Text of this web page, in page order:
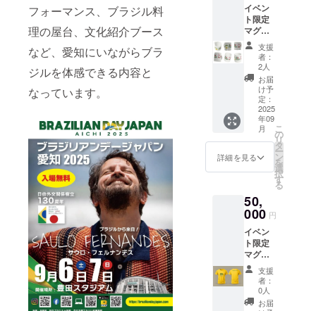
フォーマンス、ブラジル料
理の屋台、文化紹介ブース
など、愛知にいながらブラ
ジルを体感できる内容と
なっています。
い。 商
品サイ
ズ：
10cm×
8cm 画
像はイ
メージ
です。
実際の
商品と
は異な
る場合
があり
ます。
イベン
ト限定
マグ
カップ2
個＋オ
リジナ
ルTシャ
ツセッ
ベント
限定デ
ザイン
のマグ
カップ2
個と、
オリジ
シャツ1
枚を
セット
でお届
けしま
す。 T
シャツ
のサイ
ズ：M
／L／LL
支援
者：
2人
お届
け予
定：
2025
年09
月
詳細を見る
こ
の
リ
タ
ー
ン
を
選
択
す
る
50,
000 円
イベン
ト限定
マグ
カップ3
個＋オ
リジナ
ルTシャ
支援
者：
0人
お届